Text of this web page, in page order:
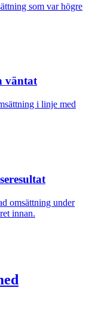
som var högre
väntat
i linje med
omsättning under
innan.